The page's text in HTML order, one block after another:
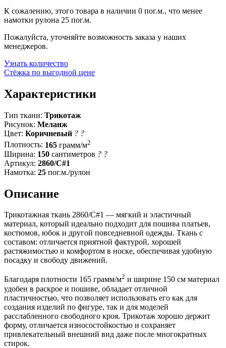
К сожалению, этого товара в наличии 0 пог.м., что менее
намотки рулона 25 пог.м.
Пожалуйста, уточняйте возможность заказа у наших
менеджеров.
Узнать количество
Стёжка по выгодной цене
Характеристики
Тип ткани: Трикотаж
Рисунок: Меланж
Цвет: Коричневый ? ?
Плотность: 165 грамм/м2
Ширина: 150 сантиметров ? ?
Артикул: 2860/C#1
Намотка: 25 пог.м./рулон
Описание
Трикотажная ткань 2860/C#1 — мягкий и эластичный
материал, который идеально подходит для пошива платьев,
костюмов, юбок и другой повседневной одежды. Ткань с
составом: отличается приятной фактурой, хорошей
растяжимостью и комфортом в носке, обеспечивая удобную
посадку и свободу движений.
Благодаря плотности 165 грамм/м2 и ширине 150 см материал
удобен в раскрое и пошиве, обладает отличной
пластичностью, что позволяет использовать его как для
создания изделий по фигуре, так и для моделей
расслабленного свободного кроя. Трикотаж хорошо держит
форму, отличается износостойкостью и сохраняет
привлекательный внешний вид даже после многократных
стирок.